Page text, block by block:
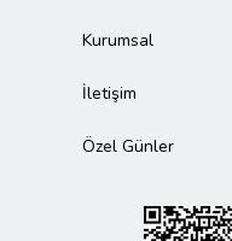
Kurumsal
İletişim
Özel Günler